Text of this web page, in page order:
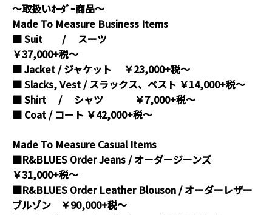
～取扱いｵｰﾀﾞｰ商品～
Made To Measure Business Items
■ Suit / スーツ
￥37,000+税～
■ Jacket / ジャケット ￥23,000+税～
■ Slacks, Vest / スラックス、ベスト ￥14,000+税～
■ Shirt / シャツ ￥7,000+税～
■ Coat / コート ￥42,000+税～
Made To Measure Casual Items
■R&BLUES Order Jeans / オーダージーンズ
￥31,000+税～
■R&BLUES Order Leather Blouson / オーダーレザー
ブルゾン ￥90,000+税～